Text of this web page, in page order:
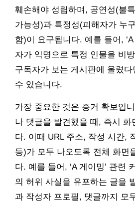
훼손해야 성립하며, 공연성(불
가능성)과 특정성(피해자가 누
함)이 요구됩니다. 예를 들어,
자가 익명으로 특정 인물을 비
구독자가 보는 게시판에 올렸
수 있습니다.
가장 중요한 것은 증거 확보입
나 댓글을 발견했을 때, 즉시 화
다. 이때 URL 주소, 작성 시간,
등)가 모두 나오도록 전체 화면
다. 예를 들어, ‘A 게이밍’ 관련
의 허위 사실을 유포하는 글을
과 작성자 프로필, 댓글까지 모